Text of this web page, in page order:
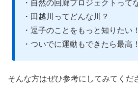
・自然の回廊プロジェクトって
・田越川ってどんな川？
・逗子のことをもっと知りたい！
・ついでに運動もできたら最高！
そんな方はぜひ参考にしてみてくだ